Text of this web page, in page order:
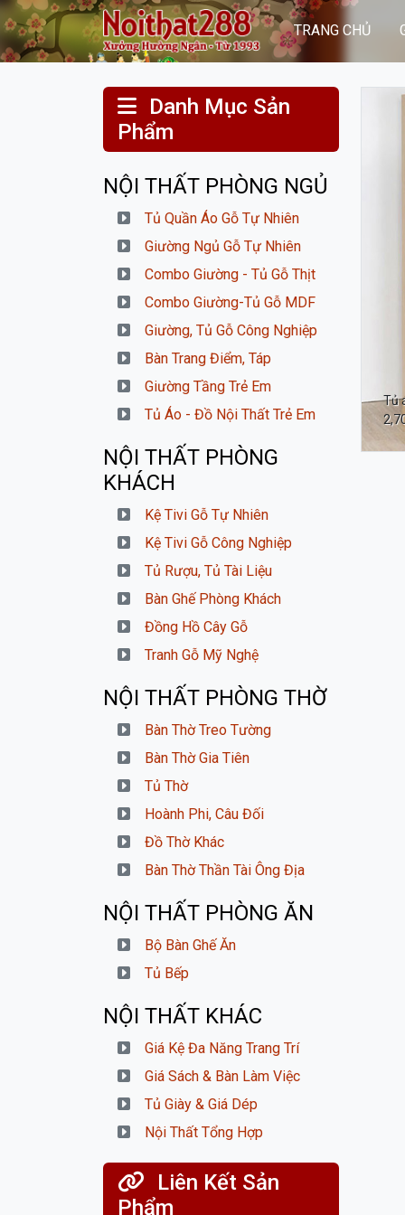
TRANG CHỦ
Danh Mục Sản
Phẩm
NỘI THẤT PHÒNG NGỦ
Tủ Quần Áo Gỗ Tự Nhiên
Giường Ngủ Gỗ Tự Nhiên
Combo Giường - Tủ Gỗ Thịt
Combo Giường-Tủ Gỗ MDF
Giường, Tủ Gỗ Công Nghiệp
Bàn Trang Điểm, Táp
Giường Tầng Trẻ Em
Tủ Áo - Đồ Nội Thất Trẻ Em
NỘI THẤT PHÒNG
KHÁCH
Kệ Tivi Gỗ Tự Nhiên
Kệ Tivi Gỗ Công Nghiệp
Tủ Rượu, Tủ Tài Liệu
Bàn Ghế Phòng Khách
Đồng Hồ Cây Gỗ
Tranh Gỗ Mỹ Nghệ
NỘI THẤT PHÒNG THỜ
Bàn Thờ Treo Tường
Bàn Thờ Gia Tiên
Tủ Thờ
Hoành Phi, Câu Đối
Đồ Thờ Khác
Bàn Thờ Thần Tài Ông Địa
NỘI THẤT PHÒNG ĂN
Bộ Bàn Ghế Ăn
Tủ Bếp
NỘI THẤT KHÁC
Giá Kệ Đa Năng Trang Trí
Giá Sách & Bàn Làm Việc
Tủ Giày & Giá Dép
Nội Thất Tổng Hợp
Liên Kết Sản
Phẩm
Tủ